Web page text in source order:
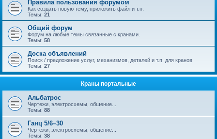
Правила пользования форумом
Как создать новую тему, приложить файл и т.п.
Темы: 21
Общий форум
Форум на любые темы связанные с кранами.
Темы: 58
Доска объявлений
Поиск / предложение услуг, механизмов, деталей и т.п. для кранов
Темы: 27
Краны портальные
Альбатрос
Чертежи, электросхемы, общение...
Темы: 88
Ганц 5/6–30
Чертежи, электросхемы, общение...
Темы: 38